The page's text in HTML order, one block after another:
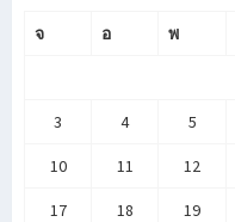
จ อ พ
3 4 5
10 11 12
17 18 19